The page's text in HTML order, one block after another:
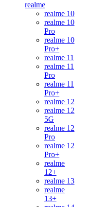
realme
realme 10
realme 10
Pro
realme 10
Pro+
realme 11
realme 11
Pro
realme 11
Pro+
realme 12
realme 12
5G
realme 12
Pro
realme 12
Pro+
realme
12+
realme 13
realme
13+